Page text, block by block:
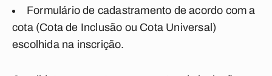
Formulário de cadastramento de acordo com a
cota (Cota de Inclusão ou Cota Universal)
escolhida na inscrição.